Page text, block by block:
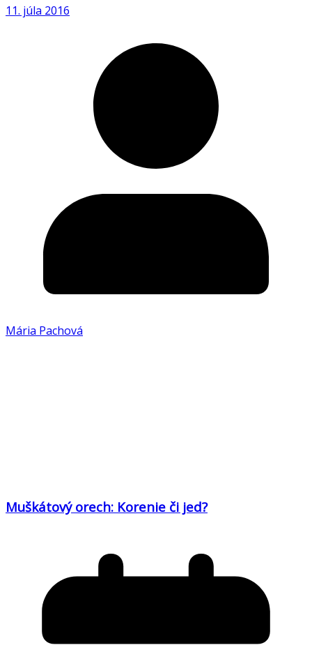
11. júla 2016
Mária Pachová
Muškátový orech: Korenie či jed?